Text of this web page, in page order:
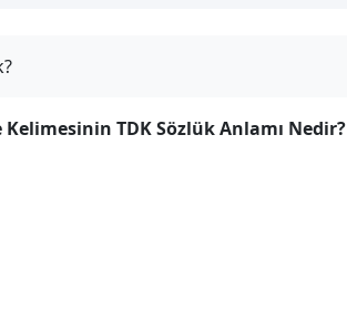
TDK Sözlük Anlamı Nedir?